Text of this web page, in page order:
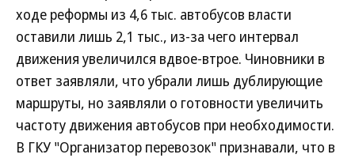
ходе реформы из 4,6 тыс. автобусов власти
оставили лишь 2,1 тыс., из-за чего интервал
движения увеличился вдвое-втрое. Чиновники в
ответ заявляли, что убрали лишь дублирующие
маршруты, но заявляли о готовности увеличить
частоту движения автобусов при необходимости.
В ГКУ "Организатор перевозок" признавали, что в